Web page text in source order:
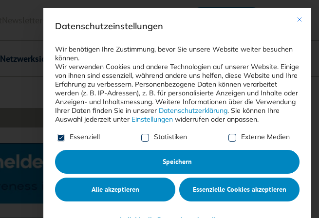
Suchen
<kes>+ Downloads
Netzwerksicherheit
Mit
Datenschutzeinstellungen
Wir benötigen Ihre Zustimmung, bevor Sie unsere Website weiter besuchen
können.
Wir verwenden Cookies und andere Technologien auf unserer Website. Einige
von ihnen sind essenziell, während andere uns helfen, diese Website und Ihre
Erfahrung zu verbessern. Personenbezogene Daten können verarbeitet
werden (z. B. IP-Adressen), z. B. für personalisierte Anzeigen und Inhalte oder
Anzeigen- und Inhaltsmessung. Weitere Informationen über die Verwendung
Ihrer Daten finden Sie in unserer Datenschutzerklärung. Sie können Ihre
Auswahl jederzeit unter Einstellungen widerrufen oder anpassen.
Es folgt eine Liste der Service-Gruppen, für die eine Einwilligung
Essenziell Statistiken Externe Medien
Speichern
Alle akzeptieren Essenzielle Cookies akzeptieren